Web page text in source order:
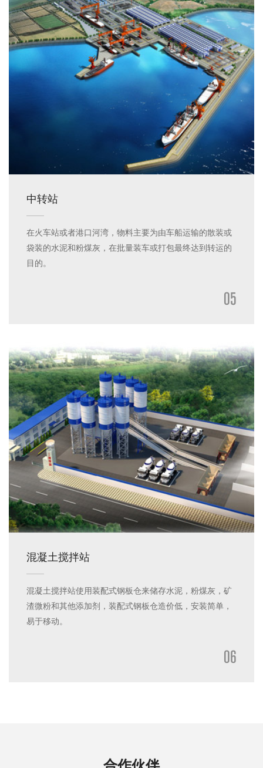
中转站
在火车站或者港口河湾，物料主要为由车船运输的散装或
袋装的水泥和粉煤灰，在批量装车或打包最终达到转运的
目的。
05
混凝土搅拌站
混凝土搅拌站使用装配式钢板仓来储存水泥，粉煤灰，矿
渣微粉和其他添加剂，装配式钢板仓造价低，安装简单，
易于移动。
06